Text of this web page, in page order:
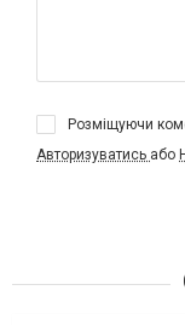
Розміщуючи
Авторизуватись або